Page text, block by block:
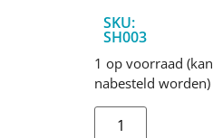
SKU:
SH003
1 op voorraad (kan
nabesteld worden)